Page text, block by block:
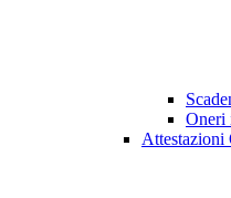
Oneri
Attestazioni